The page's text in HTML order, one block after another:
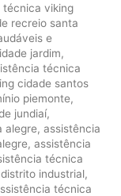
técnica viking
recreio santa
e
jardim,
técnica
cidade santos
piemonte,
jundiaí,
alegre, assistência
, assistência
técnica
industrial,
técnica